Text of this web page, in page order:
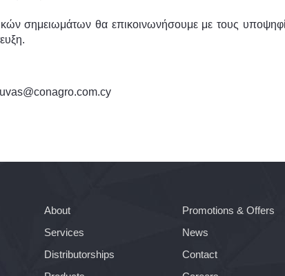
σημειωμάτων θα επικοινωνήσουμε με τους
About
Services
Distributorships
Promotions & Offers
News
Contact